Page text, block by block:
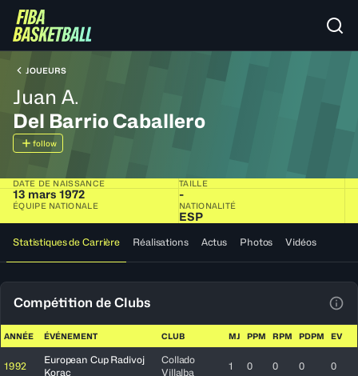
JOUEURS
Juan A.
Del Barrio Caballero
follow
DATE DE NAISSANCE
13 mars 1972
TAILLE
-
ÉQUIPE NATIONALE NATIONALITÉ
ESP
Statistiques de Carrière Réalisations Actus Photos Vidéos
Compétition de Clubs
ANNÉE ÉVÉNEMENT CLUB MJ PPM RPM PDPM EV
1992
European Cup Radivoj
Korac
Collado
Villalba
1 0 0 0 0